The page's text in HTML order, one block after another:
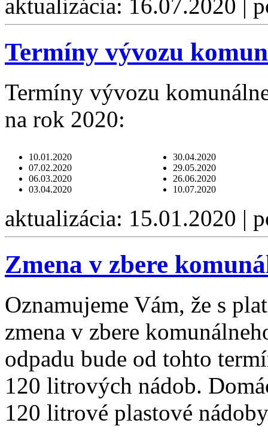
aktualizácia: 16.07.2020 |
Termíny vývozu
Termíny vývozu
na rok 2020:
10.01.2020
07.02.2020
06.03.2020
03.04.2020
30.04.2020
29.05.2020
26.06.2020
10.07.2020
aktualizácia: 15.01.2020 |
Zmena v zbere
Oznamujeme Vám, že s
zmena v zbere
odpadu bude od tohto
120 litrových nádob.
120 litrové plastové